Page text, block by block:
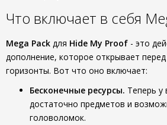
Что включает в себя
Mega Pack для Hide My Proof - это
дополнение, которое открывает
горизонты. Вот что оно включает:
Бесконечные ресурсы. Теперь у
достаточно предметов и
головоломок.